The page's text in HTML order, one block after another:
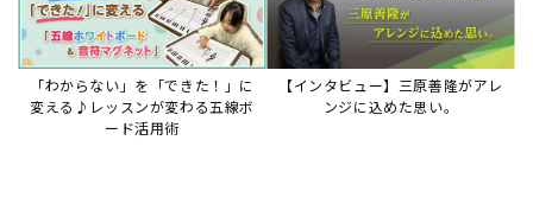
「わからない」を「できた！」に
変える♪レッスンが変わる五線ボ
ード活用術
【インタビュー】三原善隆がアレ
ンジに込めた思い。